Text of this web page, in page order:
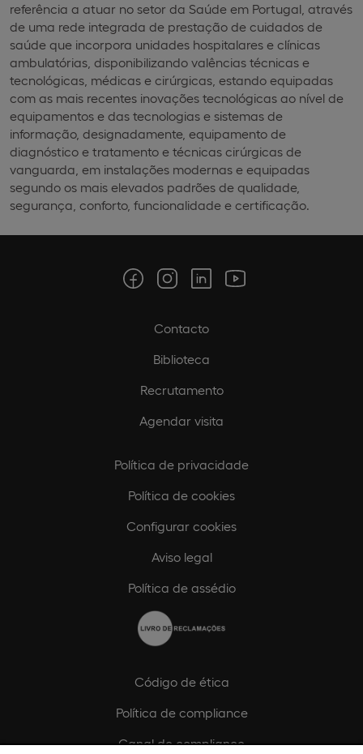
referência a atuar no setor da Saúde em Portugal, através
de uma rede integrada de prestação de cuidados de
saúde que incorpora unidades hospitalares e clínicas
ambulatórias, disponibilizando valências técnicas e
tecnológicas, médicas e cirúrgicas, estando equipadas
com as mais recentes inovações tecnológicas ao nível de
equipamentos e das tecnologias e sistemas de
informação, designadamente, equipamento de
diagnóstico e tratamento e técnicas cirúrgicas de
vanguarda, em instalações modernas e equipadas
segundo os mais elevados padrões de qualidade,
segurança, conforto, funcionalidade e certificação.
Contacto
Biblioteca
Recrutamento
Agendar visita
Política de privacidade
Política de cookies
Configurar cookies
Aviso legal
Política de assédio
Código de ética
Política de compliance
Canal de compliance